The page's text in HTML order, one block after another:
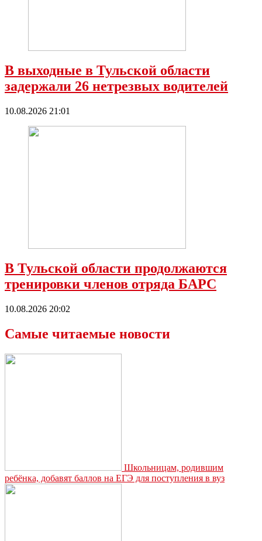
В выходные в Тульской области
задержали 26 нетрезвых водителей
10.08.2026 21:01
В Тульской области продолжаются
тренировки членов отряда БАРС
10.08.2026 20:02
Самые читаемые новости
Школьницам, родившим
ребёнка, добавят баллов на ЕГЭ для поступления в вуз